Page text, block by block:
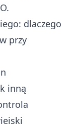
dlaczego
przy
inną